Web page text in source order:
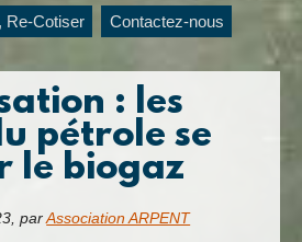
Re-Cotiser Contactez-nous
: les
pétrole se
le biogaz
,parAssociation ARPENT